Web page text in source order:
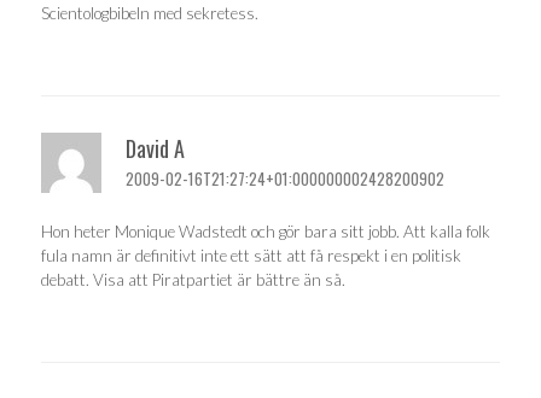
Scientologbibeln med sekretess.
David A
2009-02-16T21:27:24+01:000000002428200902
Hon heter Monique Wadstedt och gör bara sitt jobb. Att kalla folk
fula namn är definitivt inte ett sätt att få respekt i en politisk
debatt. Visa att Piratpartiet är bättre än så.